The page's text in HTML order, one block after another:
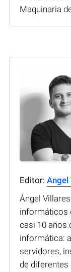
Maquinaria
Editor: Angel
Ángel
informáticos
casi 10 años
informática:
servidores,
de